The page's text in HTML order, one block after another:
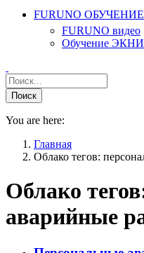
FURUNO ОБУЧЕНИЕ
FURUNO видео
Обучение
You are here:
Главная
Облако тегов:
Облако
аварийные